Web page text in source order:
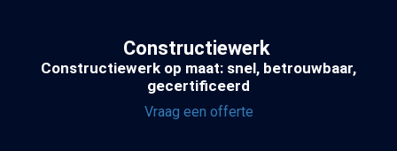
Constructiewerk
Constructiewerk op maat: snel, betrouwbaar,
gecertificeerd
Vraag een offerte